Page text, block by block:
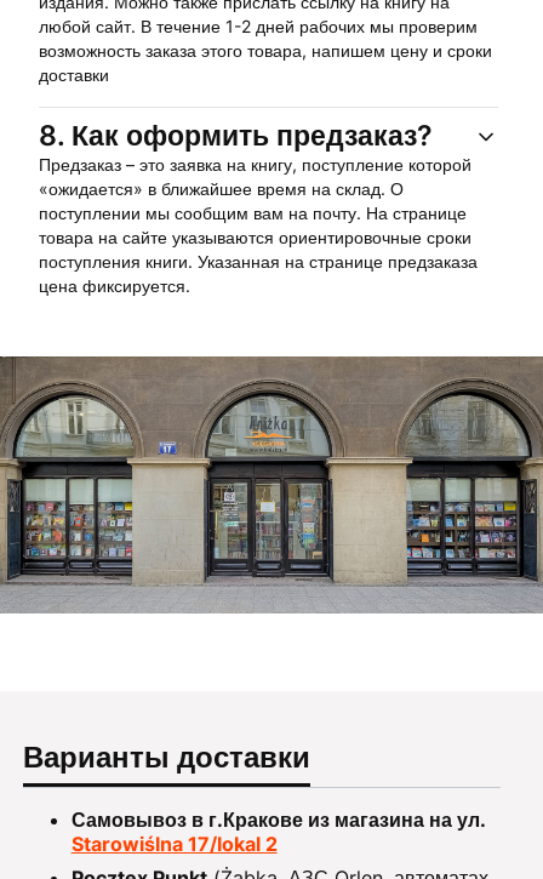
любой сайт. В течение 1-2 дней рабочих мы проверим
возможность заказа этого товара, напишем цену и сроки
доставки
8. Как оформить предзаказ?
Предзаказ – это заявка на книгу, поступление которой
«ожидается» в ближайшее время на склад. О
поступлении мы сообщим вам на почту. На странице
товара на сайте указываются ориентировочные сроки
поступления книги. Указанная на странице предзаказа
цена фиксируется.
Варианты доставки
Самовывоз в г.Кракове из магазина на ул.
Starowiślna 17/lokal 2